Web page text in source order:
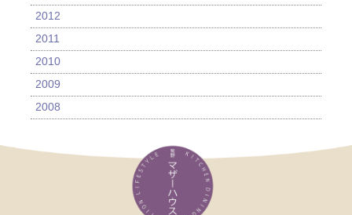
2012
2011
2010
2009
2008